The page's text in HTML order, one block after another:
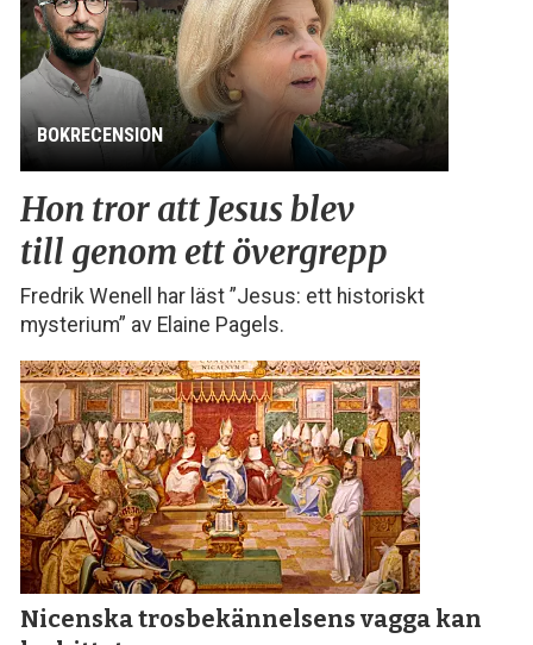
BOKRECENSION
Hon tror att Jesus blev
till genom ett övergrepp
Fredrik Wenell har läst ”Jesus: ett historiskt
mysterium” av Elaine Pagels.
Nicenska tros­bekännelsens vagga kan